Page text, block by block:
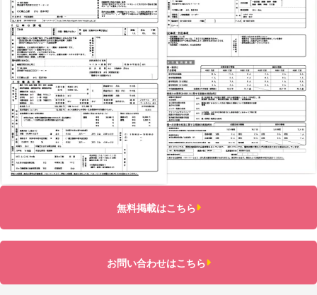
無料掲載はこちら
お問い合わせはこちら